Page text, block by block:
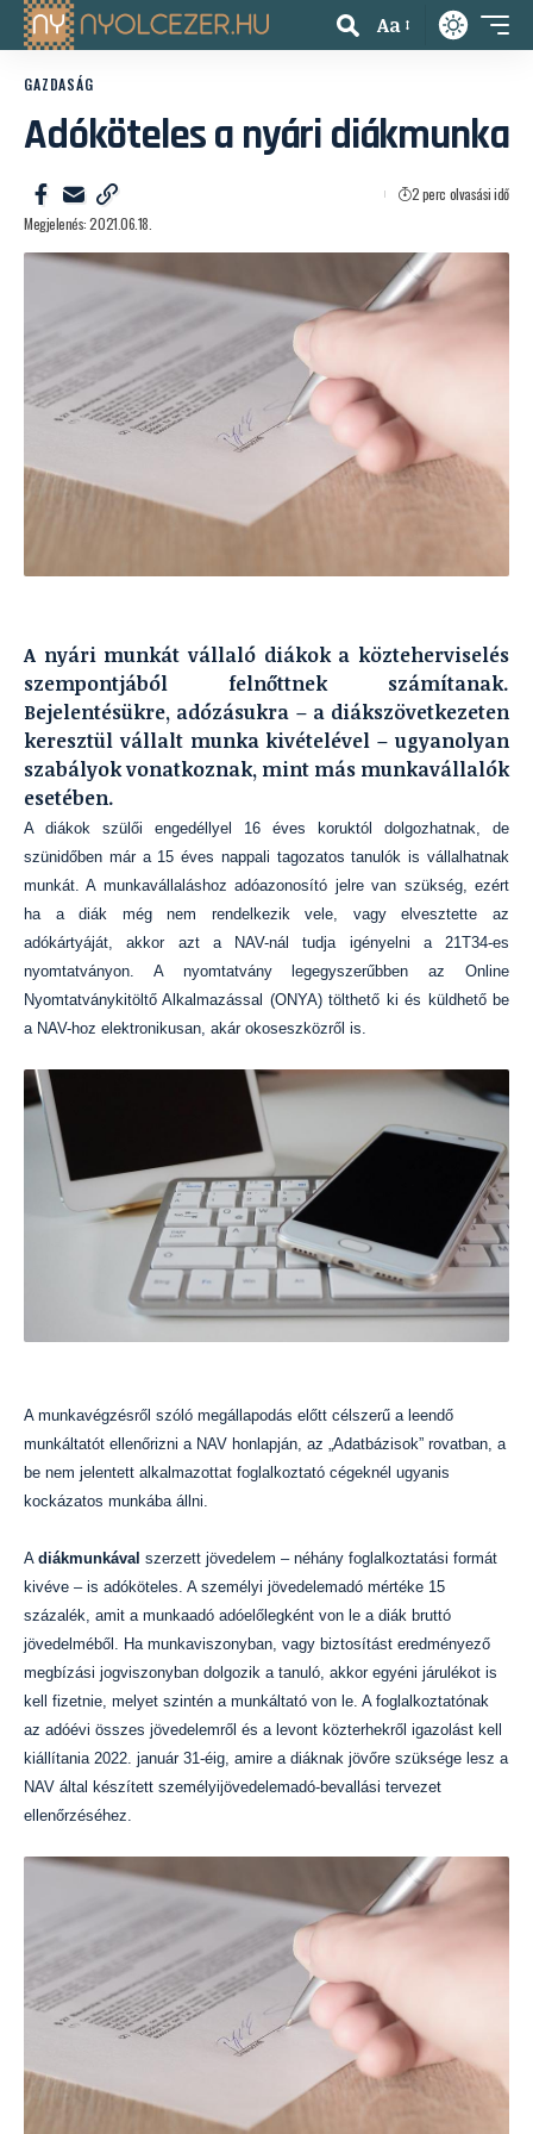
Aa
GAZDASÁG
Adóköteles a nyári diákmunka
Megjelenés: 2021.06.18.
2 perc olvasási idő
A nyári munkát vállaló diákok a közteherviselés
szempontjából felnőttnek számítanak.
Bejelentésükre, adózásukra – a diákszövetkezeten
keresztül vállalt munka kivételével – ugyanolyan
szabályok vonatkoznak, mint más munkavállalók
esetében.
A diákok szülői engedéllyel 16 éves koruktól dolgozhatnak, de
szünidőben már a 15 éves nappali tagozatos tanulók is vállalhatnak
munkát. A munkavállaláshoz adóazonosító jelre van szükség, ezért
ha a diák még nem rendelkezik vele, vagy elvesztette az
adókártyáját, akkor azt a NAV-nál tudja igényelni a 21T34-es
nyomtatványon. A nyomtatvány legegyszerűbben az Online
Nyomtatványkitöltő Alkalmazással (ONYA) tölthető ki és küldhető be
a NAV-hoz elektronikusan, akár okoseszközről is.
A munkavégzésről szóló megállapodás előtt célszerű a leendő
munkáltatót ellenőrizni a NAV honlapján, az „Adatbázisok” rovatban, a
be nem jelentett alkalmazottat foglalkoztató cégeknél ugyanis
kockázatos munkába állni.
A diákmunkával szerzett jövedelem – néhány foglalkoztatási formát
kivéve – is adóköteles. A személyi jövedelemadó mértéke 15
százalék, amit a munkaadó adóelőlegként von le a diák bruttó
jövedelméből. Ha munkaviszonyban, vagy biztosítást eredményező
megbízási jogviszonyban dolgozik a tanuló, akkor egyéni járulékot is
kell fizetnie, melyet szintén a munkáltató von le. A foglalkoztatónak
az adóévi összes jövedelemről és a levont közterhekről igazolást kell
kiállítania 2022. január 31-éig, amire a diáknak jövőre szüksége lesz a
NAV által készített személyijövedelemadó-bevallási tervezet
ellenőrzéséhez.